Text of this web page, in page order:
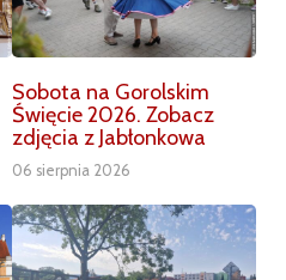
Sobota na Gorolskim
Święcie 2026. Zobacz
zdjęcia z Jabłonkowa
06 sierpnia 2026